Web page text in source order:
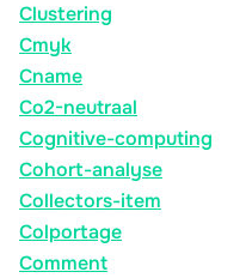
Clustering
Cmyk
Cname
Co2-neutraal
Cognitive-computing
Cohort-analyse
Collectors-item
Colportage
Comment